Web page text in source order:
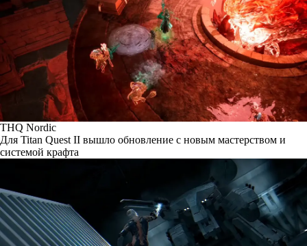
THQ Nordic
Для Titan Quest II вышло обновление с новым мастерством и
системой крафта